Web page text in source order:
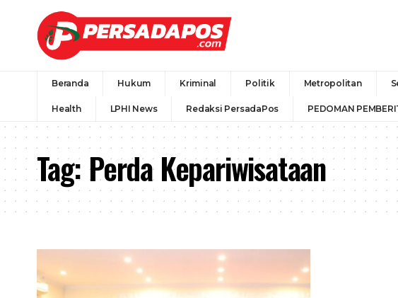
Beranda Hukum Kriminal Politik Metropolitan
Health LPHI News Redaksi PersadaPos PEDOMAN
Tag:Perda Kepariwisataan